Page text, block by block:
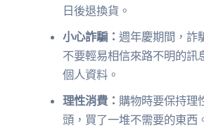
日後退換貨。
小心詐騙：週年慶期間，詐
不要輕易相信來路不明的訊
個人資料。
理性消費： 購物時要保持理
頭，買了一堆不需要的東西